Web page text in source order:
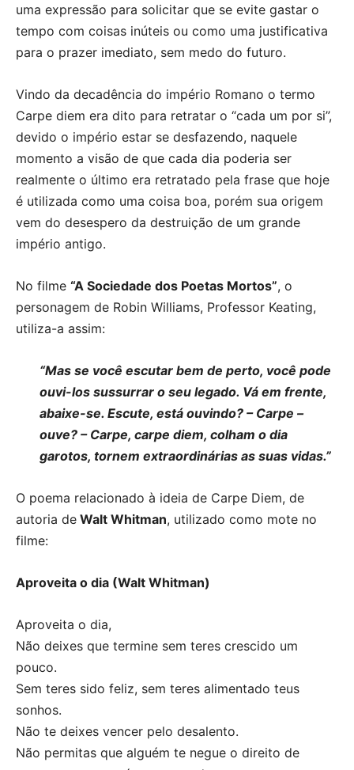
uma expressão para solicitar que se evite gastar o
tempo com coisas inúteis ou como uma justificativa
para o prazer imediato, sem medo do futuro.
Vindo da decadência do império Romano o termo
Carpe diem era dito para retratar o “cada um por si”,
devido o império estar se desfazendo, naquele
momento a visão de que cada dia poderia ser
realmente o último era retratado pela frase que hoje
é utilizada como uma coisa boa, porém sua origem
vem do desespero da destruição de um grande
império antigo.
No filme “A Sociedade dos Poetas Mortos”, o
personagem de Robin Williams, Professor Keating,
utiliza-a assim:
“Mas se você escutar bem de perto, você pode
ouvi-los sussurrar o seu legado. Vá em frente,
abaixe-se. Escute, está ouvindo? – Carpe –
ouve? – Carpe, carpe diem, colham o dia
garotos, tornem extraordinárias as suas vidas.”
O poema relacionado à ideia de Carpe Diem, de
autoria de Walt Whitman, utilizado como mote no
filme:
Aproveita o dia (Walt Whitman)
Aproveita o dia,
Não deixes que termine sem teres crescido um
pouco.
Sem teres sido feliz, sem teres alimentado teus
sonhos.
Não te deixes vencer pelo desalento.
Não permitas que alguém te negue o direito de